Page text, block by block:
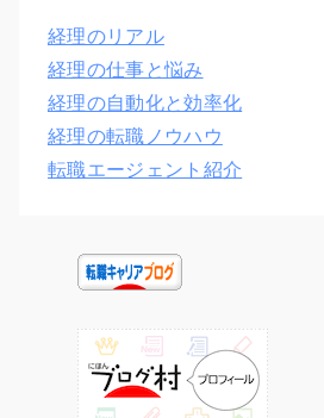
経理のリアル
経理の仕事と悩み
経理の自動化と効率化
経理の転職ノウハウ
転職エージェント紹介